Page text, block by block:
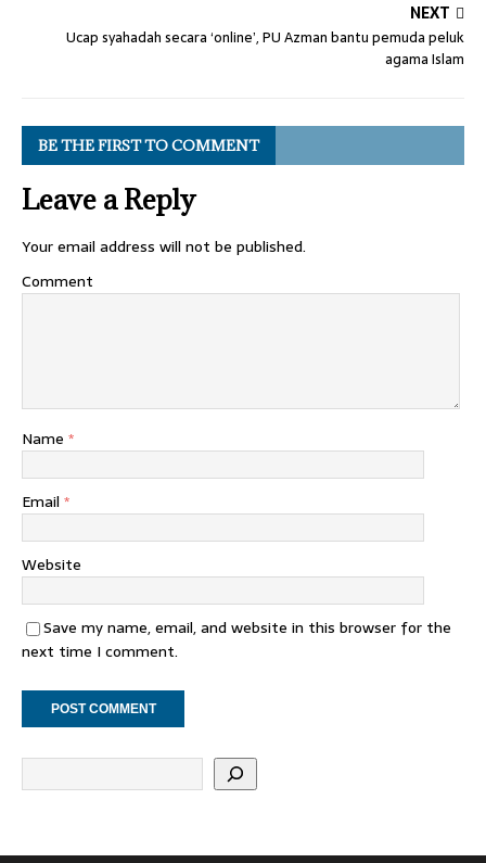
NEXT
Ucap syahadah secara ‘online’, PU Azman bantu pemuda peluk
agama Islam
BE THE FIRST TO COMMENT
Leave a Reply
Your email address will not be published.
Comment
Name *
Email *
Website
Save my name, email, and website in this browser for the
next time I comment.